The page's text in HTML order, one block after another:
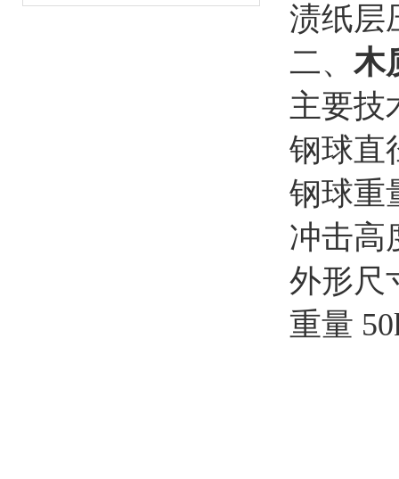
渍纸层
二、 木
主要技
钢球直
钢球重
冲击高
外形尺
重量